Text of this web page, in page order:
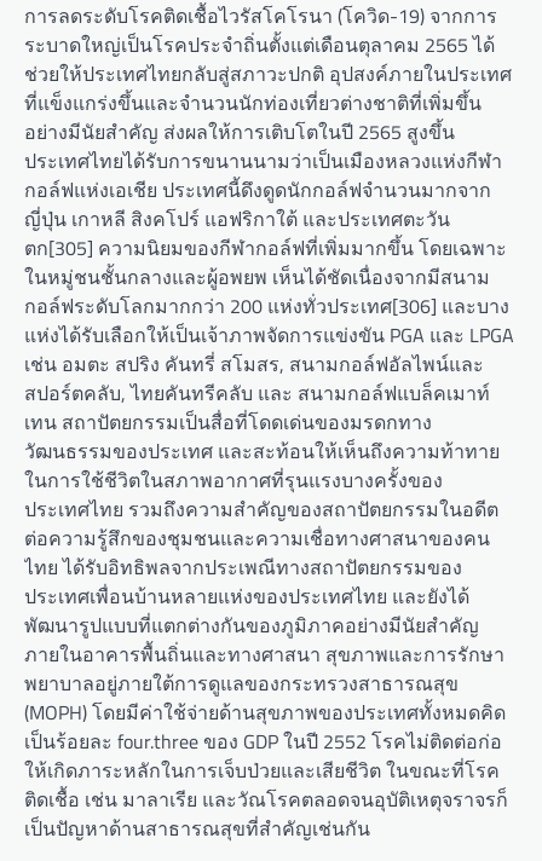
การลดระดับโรคติดเชื้อไวรัสโคโรนา (โควิด-19) จากการ
ระบาดใหญ่เป็นโรคประจำถิ่นตั้งแต่เดือนตุลาคม 2565 ได้
ช่วยให้ประเทศไทยกลับสู่สภาวะปกติ อุปสงค์ภายในประเทศ
ที่แข็งแกร่งขึ้นและจำนวนนักท่องเที่ยวต่างชาติที่เพิ่มขึ้น
อย่างมีนัยสำคัญ ส่งผลให้การเติบโตในปี 2565 สูงขึ้น
ประเทศไทยได้รับการขนานนามว่าเป็นเมืองหลวงแห่งกีฬา
กอล์ฟแห่งเอเชีย ประเทศนี้ดึงดูดนักกอล์ฟจำนวนมากจาก
ญี่ปุ่น เกาหลี สิงคโปร์ แอฟริกาใต้ และประเทศตะวัน
ตก[305] ความนิยมของกีฬากอล์ฟที่เพิ่มมากขึ้น โดยเฉพาะ
ในหมู่ชนชั้นกลางและผู้อพยพ เห็นได้ชัดเนื่องจากมีสนาม
กอล์ฟระดับโลกมากกว่า 200 แห่งทั่วประเทศ[306] และบาง
แห่งได้รับเลือกให้เป็นเจ้าภาพจัดการแข่งขัน PGA และ LPGA
เช่น อมตะ สปริง คันทรี่ สโมสร, สนามกอล์ฟอัลไพน์และ
สปอร์ตคลับ, ไทยคันทรีคลับ และ สนามกอล์ฟแบล็คเมาท์
เทน สถาปัตยกรรมเป็นสื่อที่โดดเด่นของมรดกทาง
วัฒนธรรมของประเทศ และสะท้อนให้เห็นถึงความท้าทาย
ในการใช้ชีวิตในสภาพอากาศที่รุนแรงบางครั้งของ
ประเทศไทย รวมถึงความสำคัญของสถาปัตยกรรมในอดีต
ต่อความรู้สึกของชุมชนและความเชื่อทางศาสนาของคน
ไทย ได้รับอิทธิพลจากประเพณีทางสถาปัตยกรรมของ
ประเทศเพื่อนบ้านหลายแห่งของประเทศไทย และยังได้
พัฒนารูปแบบที่แตกต่างกันของภูมิภาคอย่างมีนัยสำคัญ
ภายในอาคารพื้นถิ่นและทางศาสนา สุขภาพและการรักษา
พยาบาลอยู่ภายใต้การดูแลของกระทรวงสาธารณสุข
(MOPH) โดยมีค่าใช้จ่ายด้านสุขภาพของประเทศทั้งหมดคิด
เป็นร้อยละ four.three ของ GDP ในปี 2552 โรคไม่ติดต่อก่อ
ให้เกิดภาระหลักในการเจ็บป่วยและเสียชีวิต ในขณะที่โรค
ติดเชื้อ เช่น มาลาเรีย และวัณโรคตลอดจนอุบัติเหตุจราจรก็
เป็นปัญหาด้านสาธารณสุขที่สำคัญเช่นกัน